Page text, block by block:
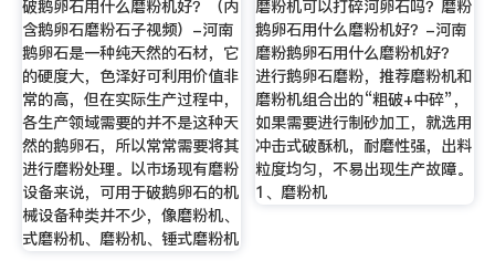
破鹅卵石用什么磨粉机好？（内
含鹅卵石磨粉石子视频）-河南
鹅卵石是一种纯天然的石材，它
的硬度大，色泽好可利用价值非
常的高，但在实际生产过程中，
各生产领域需要的并不是这种天
然的鹅卵石，所以常常需要将其
进行磨粉处理。以市场现有磨粉
设备来说，可用于破鹅卵石的机
械设备种类并不少，像磨粉机、
式磨粉机、磨粉机、锤式磨粉机
磨粉机可以打碎河卵石吗？磨粉
鹅卵石用什么磨粉机好？-河南
磨粉鹅卵石用什么磨粉机好？
进行鹅卵石磨粉，推荐磨粉机和
磨粉机组合出的“粗破+中碎”，
如果需要进行制砂加工，就选用
冲击式破酥机，耐磨性强，出料
粒度均匀，不易出现生产故障。
1、磨粉机